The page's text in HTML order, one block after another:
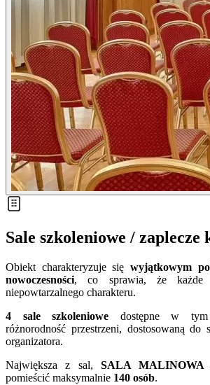
Sale szkoleniowe / zaplecze
Obiekt charakteryzuje się wyjątkowym
nowoczesności, co sprawia, że każde
niepowtarzalnego charakteru.
4 sale szkoleniowe dostępne w tym
różnorodność przestrzeni, dostosowaną do
organizatora.
Największa z sal, SALA
pomieścić maksymalnie 140 osób.